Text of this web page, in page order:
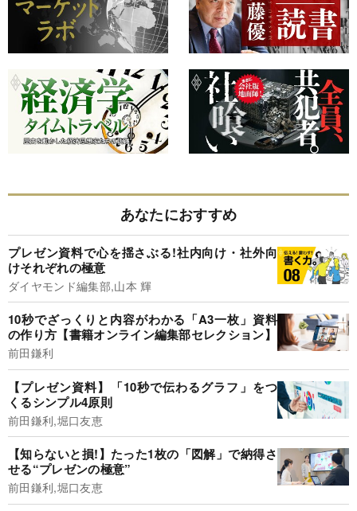
あなたにおすすめ
プレゼン資料で心を揺さぶる!社内向け・社外向
けそれぞれの極意
ダイヤモンド編集部,山本 輝
10秒でざっくりと内容がわかる「A3一枚」資料
の作り方【書籍オンライン編集部セレクション】
前田鎌利
【プレゼン資料】「10秒で伝わるグラフ」をつ
くるシンプル4原則
前田鎌利,堀口友恵
【知らないと損!】たった1枚の「図解」で納得さ
せる“プレゼンの極意”
前田鎌利,堀口友恵